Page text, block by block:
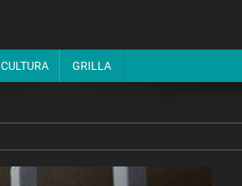
CULTURA GRILLA